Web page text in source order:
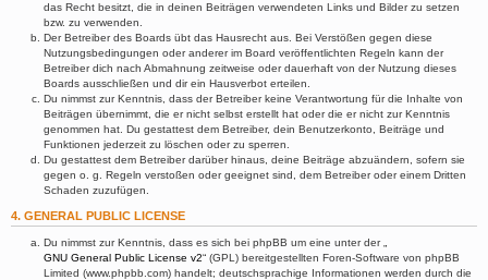
das Recht besitzt, die in deinen Beiträgen verwendeten Links und Bilder zu setzen
bzw. zu verwenden.
Der Betreiber des Boards übt das Hausrecht aus. Bei Verstößen gegen diese
Nutzungsbedingungen oder anderer im Board veröffentlichten Regeln kann der
Betreiber dich nach Abmahnung zeitweise oder dauerhaft von der Nutzung dieses
Boards ausschließen und dir ein Hausverbot erteilen.
Du nimmst zur Kenntnis, dass der Betreiber keine Verantwortung für die Inhalte von
Beiträgen übernimmt, die er nicht selbst erstellt hat oder die er nicht zur Kenntnis
genommen hat. Du gestattest dem Betreiber, dein Benutzerkonto, Beiträge und
Funktionen jederzeit zu löschen oder zu sperren.
Du gestattest dem Betreiber darüber hinaus, deine Beiträge abzuändern, sofern sie
gegen o. g. Regeln verstoßen oder geeignet sind, dem Betreiber oder einem Dritten
Schaden zuzufügen.
4. GENERAL PUBLIC LICENSE
Du nimmst zur Kenntnis, dass es sich bei phpBB um eine unter der „
GNU General Public License v2“ (GPL) bereitgestellten Foren-Software von phpBB
Limited (www.phpbb.com) handelt; deutschsprachige Informationen werden durch die